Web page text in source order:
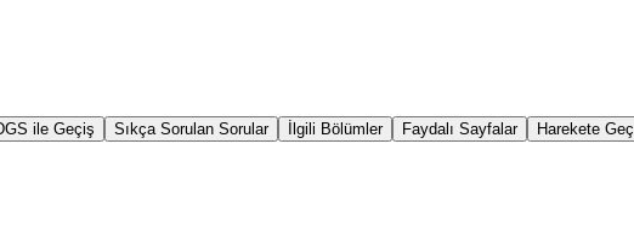
ile Geçiş Sıkça Sorulan Sorular İlgili Bölümler Faydalı Sayfalar Harekete Geç